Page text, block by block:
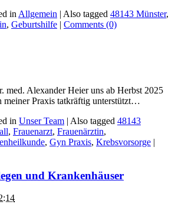
in Allgemein | Also tagged 48143 Münster,
, Geburtshilfe | Comments (0)
med. Alexander Heier uns ab Herbst 2025
meiner Praxis tatkräftig unterstützt…
in Unser Team | Also tagged 48143
, Frauenarzt, Frauenärztin,
, Gyn Praxis, Krebsvorsorge |
und Krankenhäuser